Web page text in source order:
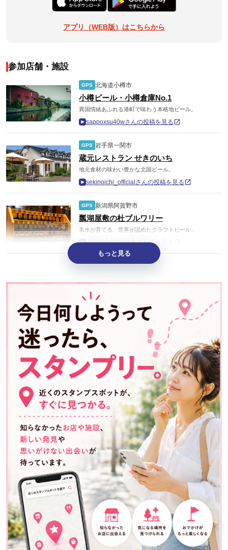
アプリ（WEB版）はこちらから
参加店舗・施設
GPS 北海道小樽市
小樽ビール・小樽倉庫No.1
異国情緒あふれる港町で味わう本格地ビール。
sappoxsu40wさんの投稿を見る
GPS 岩手県一関市
蔵元レストラン せきのいち
地元食材の味わい豊かな北国ビール。
sekinoichi_officialさんの投稿を見る
GPS 新潟県阿賀野市
瓢湖屋敷の杜ブルワリー
名水が育てる、世界が認めたクラフトビール。
swanlakefoodさんの投稿を見る
もっと見る